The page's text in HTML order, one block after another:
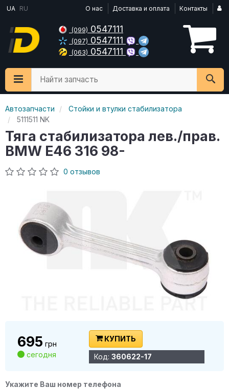
UA RU О нас Доставка и оплата Контакты
(099) 0547111
(097) 0547111
(063) 0547111
Найти запчасть
Автозапчасти
Стойки и втулки стабилизатора
5111511 NK
Тяга стабилизатора лев./прав.
BMW E46 316 98-
0 отзывов
695 грн
сегодня
КУПИТЬ
Код: 360622-17
Укажите Ваш номер телефона